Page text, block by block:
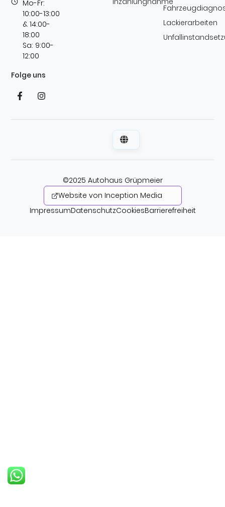
Mo-Fr:
10:00-13:00
& 14:00-
18:00
Sa: 9:00-
12:00
Folge uns
Lackierarbeiten
©2025 Autohaus Grüpmeier
Website von Inception Media
ImpressumDatenschutzCookiesBarrierefreiheit